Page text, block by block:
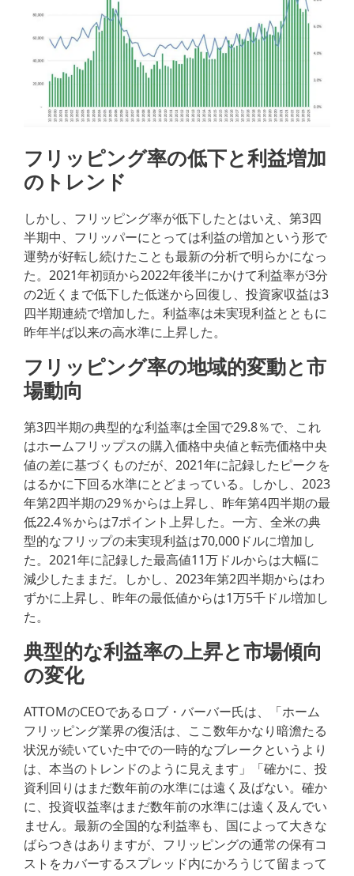
フリッピング率の低下と利益増加
のトレンド
しかし、フリッピング率が低下したとはいえ、第3四
半期中、フリッパーにとっては利益の増加という形で
運勢が好転し続けたことも最新の分析で明らかになっ
た。2021年初頭から2022年後半にかけて利益率が3分
の2近くまで低下した低迷から回復し、投資家収益は3
四半期連続で増加した。利益率は未実現利益とともに
昨年半ば以来の高水準に上昇した。
フリッピング率の地域的変動と市
場動向
第3四半期の典型的な利益率は全国で29.8％で、これ
はホームフリップスの購入価格中央値と転売価格中央
値の差に基づくものだが、2021年に記録したピークを
はるかに下回る水準にとどまっている。しかし、2023
年第2四半期の29％からは上昇し、昨年第4四半期の最
低22.4％からは7ポイント上昇した。一方、全米の典
型的なフリップの未実現利益は70,000ドルに増加し
た。2021年に記録した最高値11万ドルからは大幅に
減少したままだ。しかし、2023年第2四半期からはわ
ずかに上昇し、昨年の最低値からは1万5千ドル増加し
た。
典型的な利益率の上昇と市場傾向
の変化
ATTOMのCEOであるロブ・バーバー氏は、「ホーム
フリッピング業界の復活は、ここ数年かなり暗澹たる
状況が続いていた中での一時的なブレークというより
は、本当のトレンドのように見えます」「確かに、投
資利回りはまだ数年前の水準には遠く及ばない。確か
に、投資収益率はまだ数年前の水準には遠く及んでい
ません。最新の全国的な利益率も、国によって大きな
ばらつきはありますが、フリッピングの通常の保有コ
ストをカバーするスプレッド内にかろうじて留まって